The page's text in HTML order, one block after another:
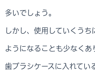
多いでしょう。
しかし、使用していくう
ようになることも少なくあ
歯ブラシケースに入れてい